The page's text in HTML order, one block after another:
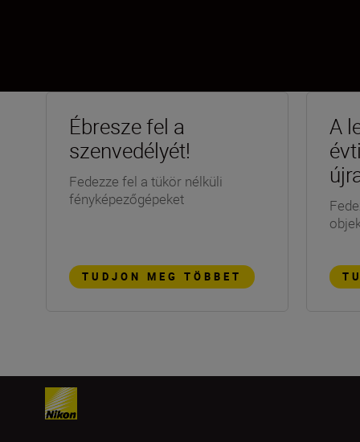
Ébresze fel a
szenvedélyét!
Fedezze fel a tükör nélküli
fényképezőgépeket
TUDJON MEG TÖBBET
A